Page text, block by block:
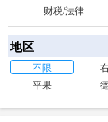
财税/法律
地区
不限
平果